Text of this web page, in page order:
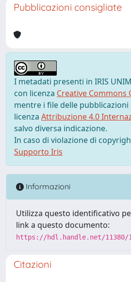
Pubblicazioni consigliate
I metadati presenti in IRIS
con licenza Creative Commons
mentre i file delle
licenza Attribuzione 4.0
salvo diversa indicazione.
In caso di violazione di
Supporto Iris
Informazioni
Utilizza questo identificativo
link a questo documento:
https://hdl.handle.net/11380/
Citazioni